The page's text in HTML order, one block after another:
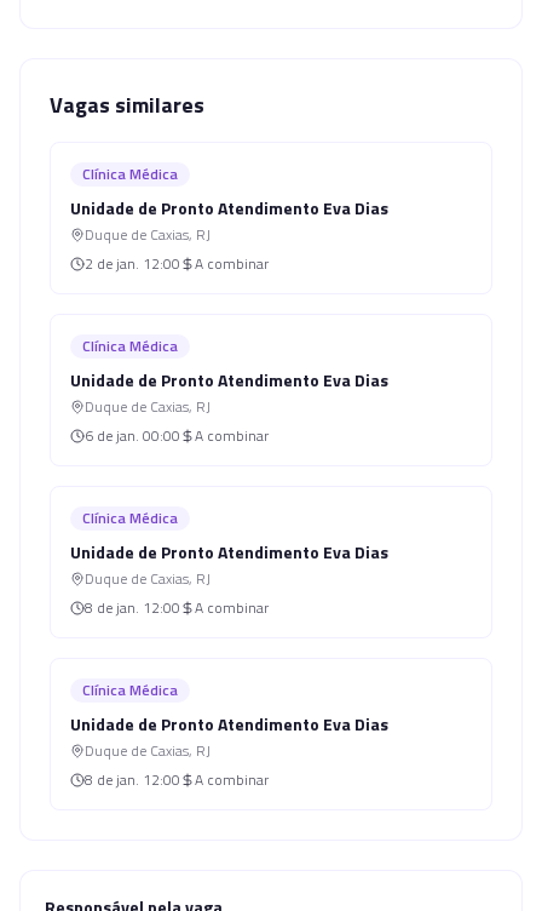
Vagas similares
Clínica Médica
Unidade de Pronto Atendimento Eva Dias
Duque de Caxias, RJ
2 de jan. 12:00 A combinar
Clínica Médica
Unidade de Pronto Atendimento Eva Dias
Duque de Caxias, RJ
6 de jan. 00:00 A combinar
Clínica Médica
Unidade de Pronto Atendimento Eva Dias
Duque de Caxias, RJ
8 de jan. 12:00 A combinar
Clínica Médica
Unidade de Pronto Atendimento Eva Dias
Duque de Caxias, RJ
8 de jan. 12:00 A combinar